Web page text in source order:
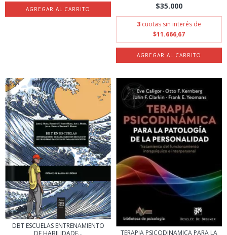
$35.000
3 cuotas sin interés de
$11.666,67
DBT ESCUELAS ENTRENAMIENTO
TERAPIA PSICODINAMICA PARA LA